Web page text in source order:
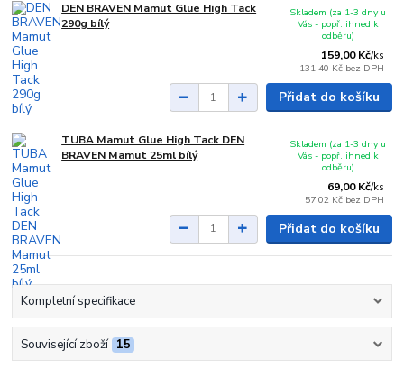
DEN BRAVEN Mamut Glue High Tack
290g bílý
159,00 Kč/ks
131,40 Kč bez DPH
Skladem (za 1-3 dny u
Vás - popř. ihned k
odběru)
Přidat do košíku
TUBA Mamut Glue High Tack DEN
BRAVEN Mamut 25ml bílý
69,00 Kč/ks
57,02 Kč bez DPH
Skladem (za 1-3 dny u
Vás - popř. ihned k
odběru)
Přidat do košíku
Kompletní specifikace
Související zboží 15